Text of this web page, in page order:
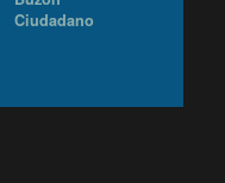
Ciudadano